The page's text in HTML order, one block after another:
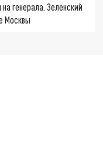
генерала. Зеленский
Москвы